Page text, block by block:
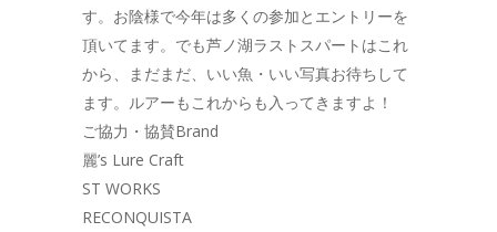
す。お陰様で今年は多くの参加とエントリーを
頂いてます。でも芦ノ湖ラストスパートはこれ
から、まだまだ、いい魚・いい写真お待ちして
ます。ルアーもこれからも入ってきますよ！
ご協力・協賛Brand
麗’s Lure Craft
ST WORKS
RECONQUISTA